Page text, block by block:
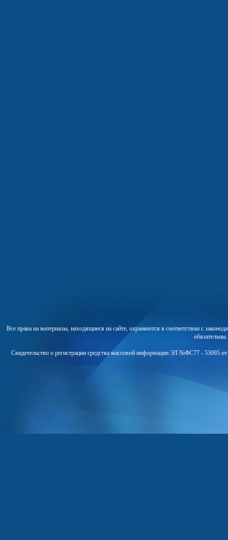
Все права на материалы, находящиеся на сайте, охраняются в соответствии с
Свидетельство о регистрации средства массовой информации ЭЛ №ФС77 - 53095